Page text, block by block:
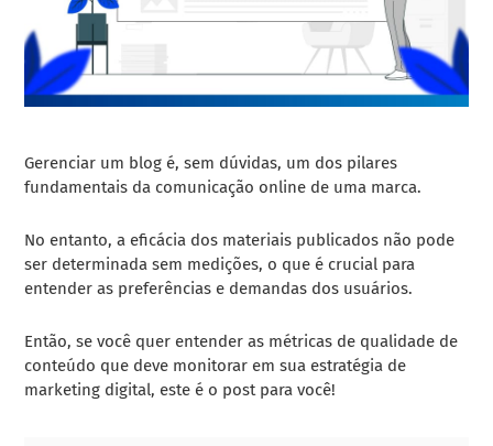
Gerenciar um blog é, sem dúvidas, um dos pilares
fundamentais da comunicação online de uma marca.
No entanto, a eficácia dos materiais publicados não pode
ser determinada sem medições, o que é crucial para
entender as preferências e demandas dos usuários.
Então, se você quer entender as métricas de qualidade de
conteúdo que deve monitorar em sua estratégia de
marketing digital, este é o post para você!